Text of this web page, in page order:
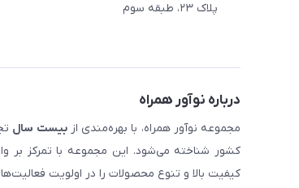
پلاک ۲۳، طبقه سوم
درباره نوآور همراه
مجموعه نوآور همراه، با بهره‌مندی ازبیست سال
کیفیت بالا و تنوع محصولات را در اولویت